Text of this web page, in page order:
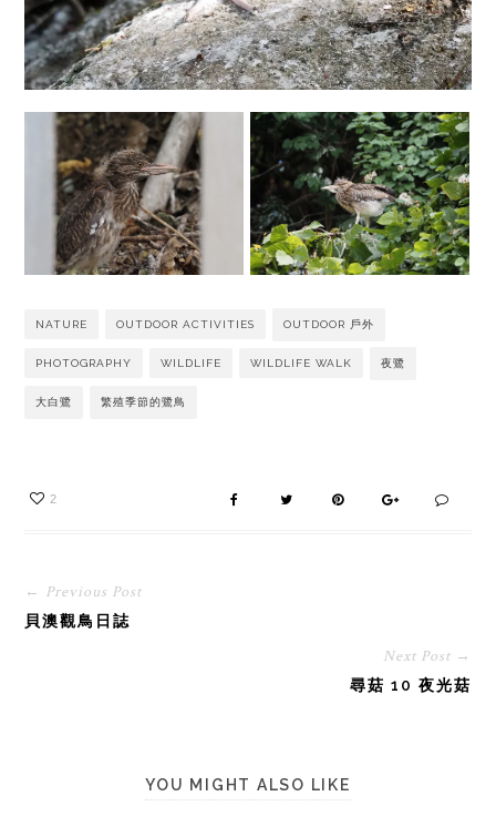
NATURE OUTDOOR ACTIVITIES OUTDOOR 戶外
PHOTOGRAPHY WILDLIFE WILDLIFE WALK 夜鷺
大白鷺 繁殖季節的鷺鳥
2
← Previous Post
貝澳觀鳥日誌
Next Post →
尋菇 10 夜光菇
YOU MIGHT ALSO LIKE